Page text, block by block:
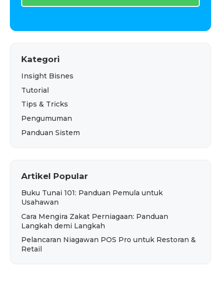
Kategori
Insight Bisnes
Tutorial
Tips & Tricks
Pengumuman
Panduan Sistem
Artikel Popular
Buku Tunai 101: Panduan Pemula untuk
Usahawan
Cara Mengira Zakat Perniagaan: Panduan
Langkah demi Langkah
Pelancaran Niagawan POS Pro untuk Restoran &
Retail